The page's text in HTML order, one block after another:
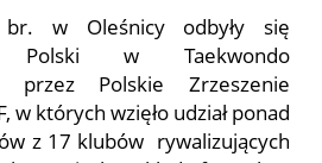
w Oleśnicy odbyły się
Polski w Taekwondo
przez Polskie Zrzeszenie
w których wzięło udział ponad
z 17 klubów rywalizujących